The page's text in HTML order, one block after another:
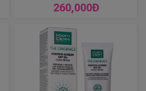
260,000Đ